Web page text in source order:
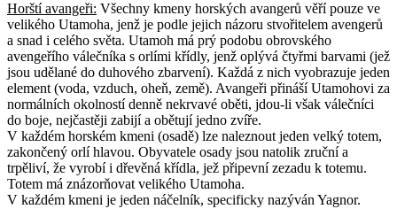
Horští avangeři: Všechny kmeny horských avangerů věří pouze ve
velikého Utamoha, jenž je podle jejich názoru stvořitelem avengerů
a snad i celého světa. Utamoh má prý podobu obrovského
avengeřího válečníka s orlími křídly, jenž oplývá čtyřmi barvami (jež
jsou udělané do duhového zbarvení). Každá z nich vyobrazuje jeden
element (voda, vzduch, oheň, země). Avangeři přináší Utamohovi za
normálních okolností denně nekrvavé oběti, jdou-li však válečníci
do boje, nejčastěji zabijí a obětují jedno zvíře.
V každém horském kmeni (osadě) lze naleznout jeden velký totem,
zakončený orlí hlavou. Obyvatele osady jsou natolik zruční a
trpěliví, že vyrobí i dřevěná křídla, jež připevní zezadu k totemu.
Totem má znázorňovat velikého Utamoha.
V každém kmeni je jeden náčelník, specificky nazýván Yagnor.